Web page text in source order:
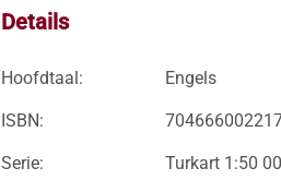
Details
Hoofdtaal: Engels
ISBN:
Serie: Turkart 1:50